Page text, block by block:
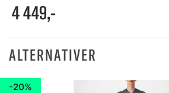
4 449,-
ALTERNATIVER
20%